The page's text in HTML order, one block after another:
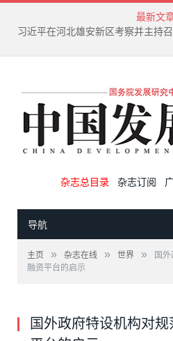
最新文
杂志总目录 杂志订阅
导航
主页 » 杂志在线 » 世界 »
国
融资平台的启示
国外政府特设机构对